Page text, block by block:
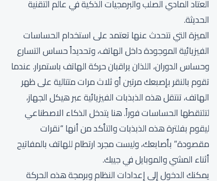
العتاد المادي الصلب والبرمجيات الذكية في عالم التقنية
الحديثة.
الميزة التي نتحدث عنها تعتمد على استخدام الحساسات
الفيزيائية الموجودة داخل الهاتف، وتحديداً حساس التسارع
وحساس الدوران، اللذان يراقبان حركة الهاتف باستمرار. عندما
تقوم بالنقر بإصبعك مرتين أو ثلاث مرات متتالية على ظهر
الهاتف، تنتقل هذه الذبذبات الفيزيائية عبر هيكل الجهاز،
لتلتقطها الحساسات فوراً. هنا يتدخل الذكاء الاصطناعي
ليقوم بفلترة هذه الذبذبات والتأكد من أنها “نقرات
مقصودة” بأصابعك، وليست مجرد ارتطام للهاتف بالمفاتيح
أثناء المشي والموبايل في جيبك.
يمكنك الدخول إلى إعدادات النظام وبرمجة هذه الحركة